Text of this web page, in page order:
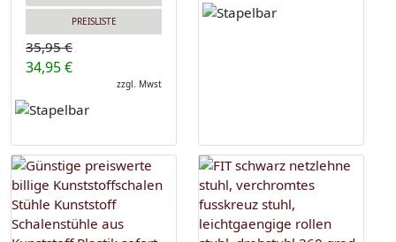
PREISLISTE
35,95 €
34,95 €
zzgl. Mwst